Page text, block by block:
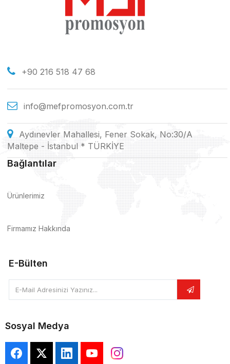
+90 216 518 47 68
info@mefpromosyon.com.tr
Aydınevler Mahallesi, Fener Sokak, No:30/A
Maltepe - İstanbul * TÜRKİYE
Bağlantılar
Ürünlerimiz
Firmamız Hakkında
E-Bülten
Sosyal Medya